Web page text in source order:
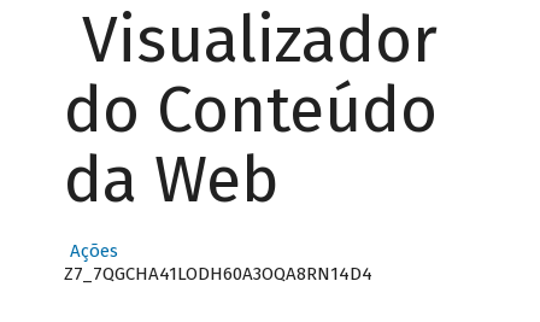
Visualizador
do Conteúdo
da Web
Ações
Z7_7QGCHA41LODH60A3OQA8RN14D4